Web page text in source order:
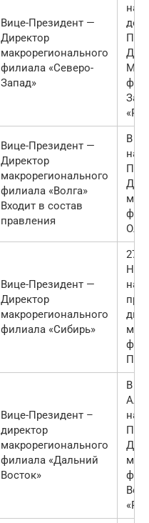
Вице-Президент —
Директор
макрорегионального
филиала «Северо-
Запад»
Вице-Президент —
Директор
макрорегионального
филиала «Волга»
Входит в состав
правления
В
ОАО
Вице-Президент —
Директор
макрорегионального
филиала «Сибирь»
27
ПАО
Вице-Президент –
директор
макрорегионального
филиала «Дальний
Восток»
В